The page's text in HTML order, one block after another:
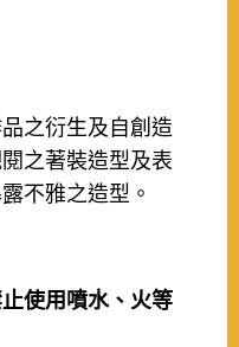
之衍生及自創造
之著裝造型及表
不雅之造型。
使用噴水、火等